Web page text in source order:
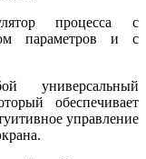
процесса с
параметров и с
универсальный
обеспечивает
управление